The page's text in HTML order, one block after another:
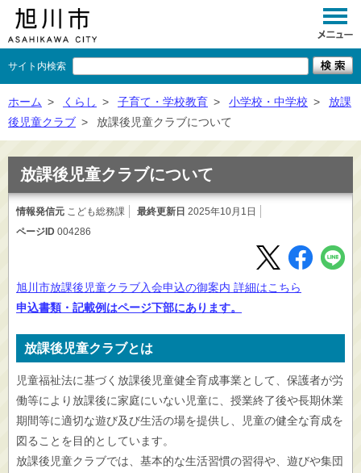
サイト内検索
くらし
観光
事業者向け
×
ホーム > くらし > 子育て・学校教育 > 小学校・中学校 >
放課
後児童クラブ > 放課後児童クラブについて
放課後児童クラブについて
情報発信元 こども総務課 最終更新日 2025年10月1日
ページID 004286
旭川市放課後児童クラブ入会申込の御案内 詳細はこちら
申込書類・記載例はページ下部にあります。
放課後児童クラブとは
児童福祉法に基づく放課後児童健全育成事業として、保護者が労
働等により放課後に家庭にいない児童に、授業終了後や長期休業
期間等に適切な遊び及び生活の場を提供し、児童の健全な育成を
図ることを目的としています。
放課後児童クラブでは、基本的な生活習慣の習得や、遊びや集団